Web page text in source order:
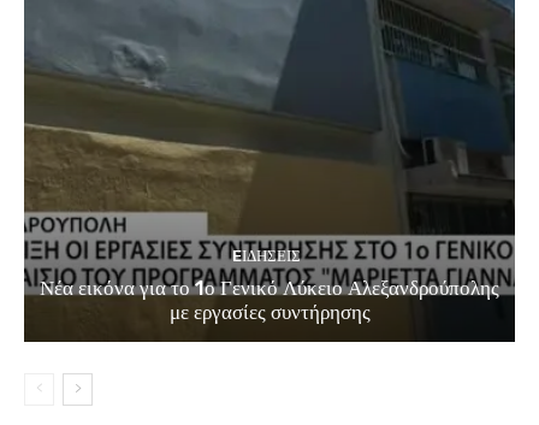
EΙΔΗΣΕΙΣ
Νέα εικόνα για το 1ο Γενικό Λύκειο Αλεξανδρούπολης
με εργασίες συντήρησης